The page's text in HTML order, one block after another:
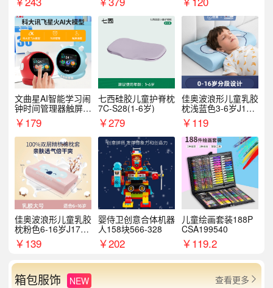
文曲星AI智能学习闹
钟时间管理器触屏N
1pro
￥179
七西硅胶儿童护脊枕
7C-S28(1-6岁)
￥279
佳奥波浪形儿童乳胶
枕浅蓝色3-6岁J17B
14AS9
￥119
佳奥波浪形儿童乳胶
枕粉色6-16岁J17B1
2AR4
￥139
婴侍卫创意合体机器
人158块566-328
￥202
儿童绘画套装188P
CSA199540
￥119.2
箱包服饰 NEW 查看更多 